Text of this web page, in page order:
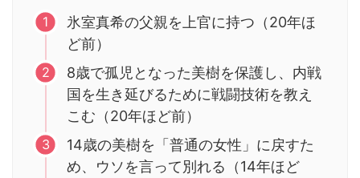
氷室真希の父親を上官に持つ（20年ほ
ど前）
8歳で孤児となった美樹を保護し、内戦
国を生き延びるために戦闘技術を教え
こむ（20年ほど前）
14歳の美樹を「普通の女性」に戻すた
め、ウソを言って別れる（14年ほど